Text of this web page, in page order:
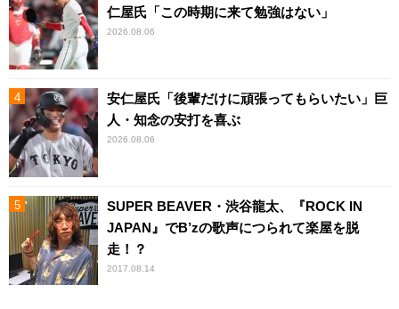
仁屋氏「この時期に来て勉強はない」
2026.08.06
安仁屋氏「後輩だけに頑張ってもらいたい」巨
人・知念の安打を喜ぶ
2026.08.06
SUPER BEAVER・渋谷龍太、『ROCK IN
JAPAN』でB’zの歌声につられて楽屋を脱
走！？
2017.08.14